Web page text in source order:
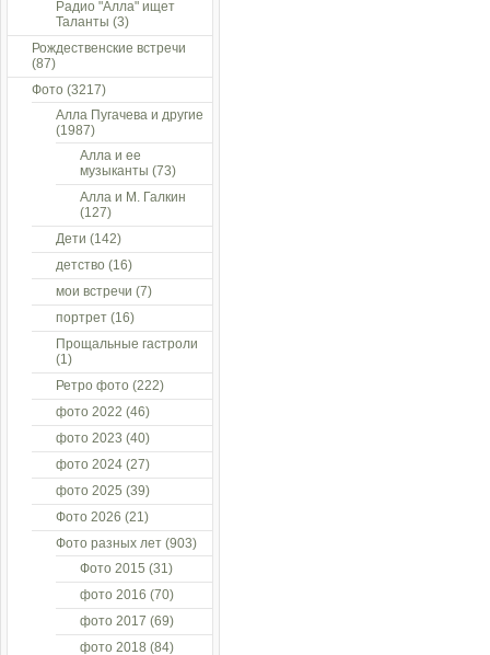
Радио "Алла" ищет
Таланты (3)
Рождественские встречи
(87)
Фото (3217)
Алла Пугачева и другие
(1987)
Алла и ее
музыканты (73)
Алла и М. Галкин
(127)
Дети (142)
детство (16)
мои встречи (7)
портрет (16)
Прощальные гастроли
(1)
Ретро фото (222)
фото 2022 (46)
фото 2023 (40)
фото 2024 (27)
фото 2025 (39)
Фото 2026 (21)
Фото разных лет (903)
Фото 2015 (31)
фото 2016 (70)
фото 2017 (69)
фото 2018 (84)